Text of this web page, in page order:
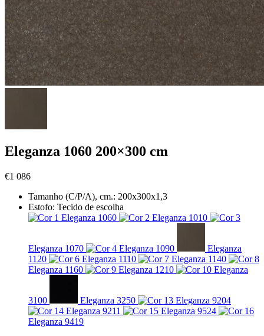
Eleganza 1060 200×300 cm
€1 086
Tamanho (C/P/A), cm.: 200x300x1,3
Estofo: Tecido de escolha
Eleganza 1060
Eleganza 1010
Eleganza 1070 Eleganza 1090
Eleganza
1120
Eleganza 1110
Eleganza 1140
Eleganza 1160
Eleganza 1210 Eleganza
3100 Eleganza 3250
Eleganza 9204
Eleganza 9211
Eleganza 9524
Eleganza 9419